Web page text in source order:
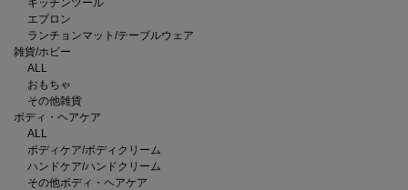
キッチンツール
エプロン
ランチョンマット/テーブルウェア
雑貨/ホビー
ALL
おもちゃ
その他雑貨
ボディ・ヘアケア
ALL
ボディケア/ボディクリーム
ハンドケア/ハンドクリーム
その他ボディ・ヘアケア